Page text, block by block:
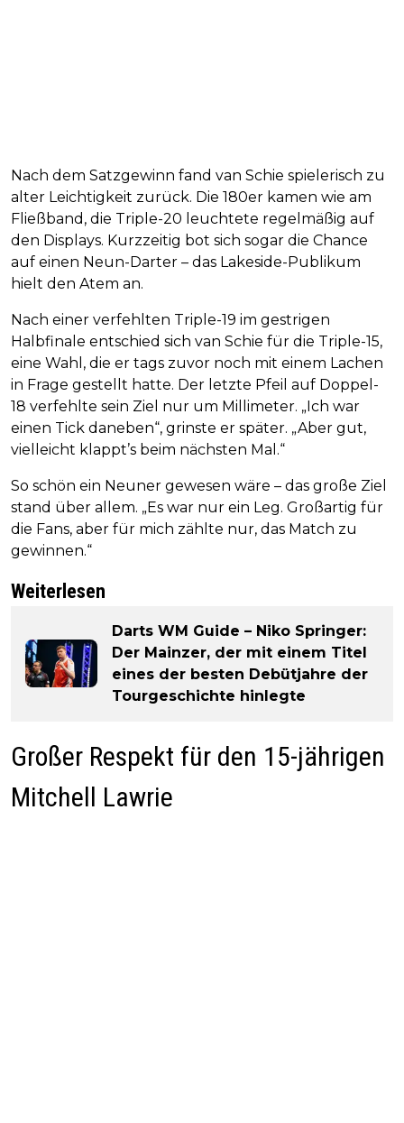
Nach dem Satzgewinn fand van Schie spielerisch zu
alter Leichtigkeit zurück. Die 180er kamen wie am
Fließband, die Triple-20 leuchtete regelmäßig auf
den Displays. Kurzzeitig bot sich sogar die Chance
auf einen Neun-Darter – das Lakeside-Publikum
hielt den Atem an.
Nach einer verfehlten Triple-19 im gestrigen
Halbfinale entschied sich van Schie für die Triple-15,
eine Wahl, die er tags zuvor noch mit einem Lachen
in Frage gestellt hatte. Der letzte Pfeil auf Doppel-
18 verfehlte sein Ziel nur um Millimeter. „Ich war
einen Tick daneben“, grinste er später. „Aber gut,
vielleicht klappt’s beim nächsten Mal.“
So schön ein Neuner gewesen wäre – das große Ziel
stand über allem. „Es war nur ein Leg. Großartig für
die Fans, aber für mich zählte nur, das Match zu
gewinnen.“
Weiterlesen
Darts WM Guide – Niko Springer:
Der Mainzer, der mit einem Titel
eines der besten Debütjahre der
Tourgeschichte hinlegte
Großer Respekt für den 15-jährigen
Mitchell Lawrie